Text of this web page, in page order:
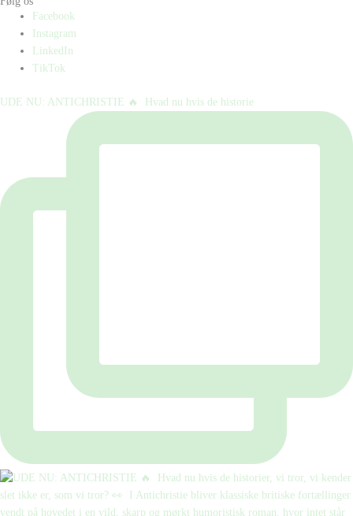
Facebook
Instagram
LinkedIn
TikTok
UDE NU: ANTICHRISTIE 🔥⁠ ⁠ Hvad nu hvis de historie